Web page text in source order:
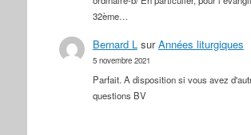
32ème…
Bernard L surAnnées liturgiques
5 novembre 2021
Parfait. A disposition si vous avez
questions BV